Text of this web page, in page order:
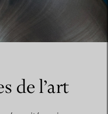
de l’art